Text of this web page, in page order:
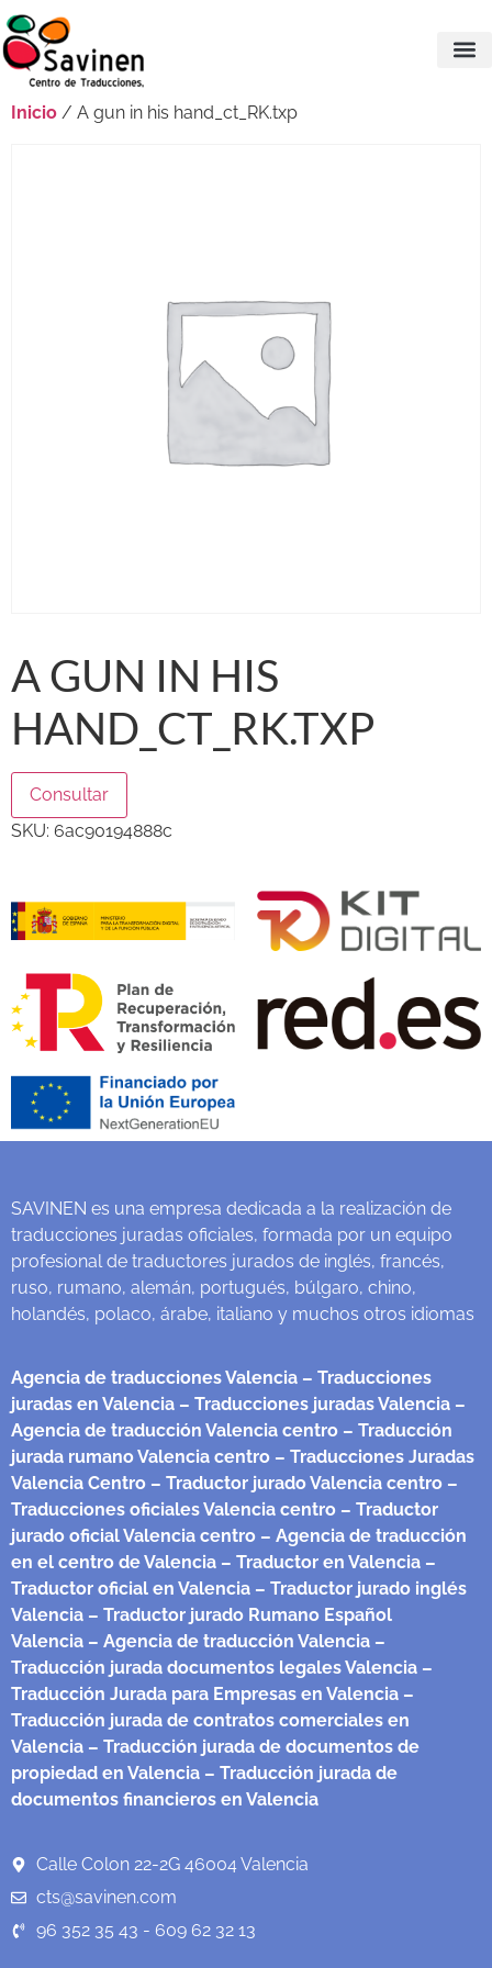
Inicio / A gun in his hand_ct_RK.txp
A GUN IN HIS
HAND_CT_RK.TXP
Consultar
SKU: 6ac90194888c
SAVINEN es una empresa dedicada a la realización de
traducciones juradas oficiales, formada por un equipo
profesional de traductores jurados de inglés, francés,
ruso, rumano, alemán, portugués, búlgaro, chino,
holandés, polaco, árabe, italiano y muchos otros idiomas
Agencia de traducciones Valencia – Traducciones
juradas en Valencia – Traducciones juradas Valencia –
Agencia de traducción Valencia centro – Traducción
jurada rumano Valencia centro – Traducciones Juradas
Valencia Centro – Traductor jurado Valencia centro –
Traducciones oficiales Valencia centro – Traductor
jurado oficial Valencia centro – Agencia de traducción
en el centro de Valencia – Traductor en Valencia –
Traductor oficial en Valencia – Traductor jurado inglés
Valencia – Traductor jurado Rumano Español
Valencia – Agencia de traducción Valencia –
Traducción jurada documentos legales Valencia –
Traducción Jurada para Empresas en Valencia –
Traducción jurada de contratos comerciales en
Valencia – Traducción jurada de documentos de
propiedad en Valencia – Traducción jurada de
documentos financieros en Valencia
Calle Colon 22-2G 46004 Valencia
cts@savinen.com
96 352 35 43 - 609 62 32 13